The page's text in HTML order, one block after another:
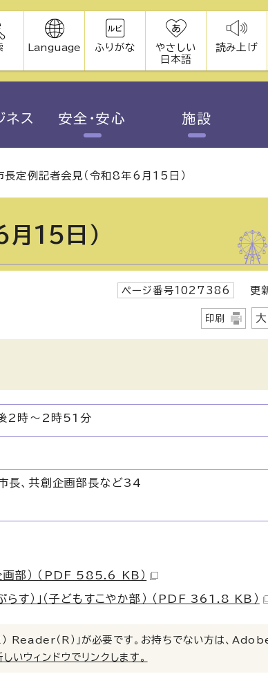
Language ふりがな
やさしい
日本語
読み上げ
ネス 安全・安心 施設
長定例記者会見（令和8年6月15日）
15日）
ページ番号1027386 更新
印刷
2時～2時51分
長、共創企画部長など34
画部） （PDF 585.6 KB）
らす）」（子どもすこやか部） （PDF 361.8 KB）
Reader（R）」が必要です。お持ちでない方は、
いウィンドウでリンクします。